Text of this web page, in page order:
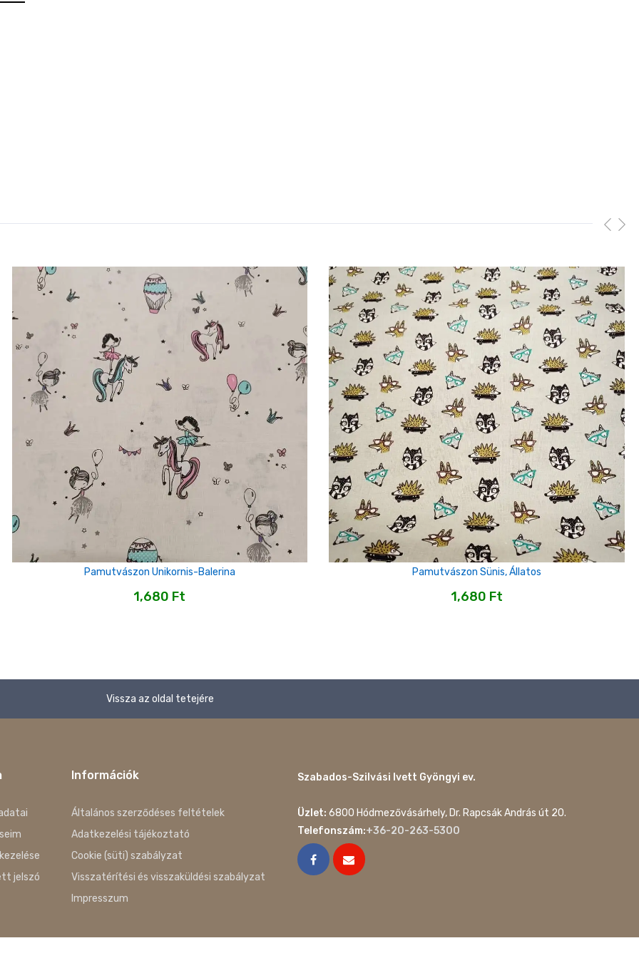
Pamutvászon Unikornis-Balerina
1,680 Ft
Pamutvászon Sünis, Állatos
1,680 Ft
Vissza az oldal tetejére
jelszó
Információk
Általános szerződéses feltételek
Adatkezelési tájékoztató
Cookie (süti) szabályzat
Visszatérítési és visszaküldési szabályzat
Impresszum
Szabados-Szilvási Ivett Gyöngyi ev.
Üzlet: 6800 Hódmezővásárhely, Dr. Rapcsák András út 20.
Telefonszám:+36-20-263-5300